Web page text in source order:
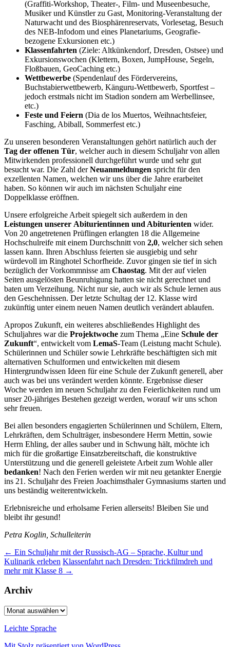
(Graffiti-Workshop, Theater-, Film- und Museenbesuche,
Musiker und Künstler zu Gast, Monitoring-Veranstaltung der
Naturwacht und des Biosphärenreservats, Vorlesetag, Besuch
des NEB-Infodom und eines Planetariums, Geografie-
bezogene Exkursionen etc.)
Klassenfahrten (Ziele: Altkünkendorf, Dresden, Ostsee) und
Exkursionswochen (Klettern, Boxen, JumpHouse, Segeln,
Floßbauen, GeoCaching etc.)
Wettbewerbe (Spendenlauf des Fördervereins,
Buchstabierwettbewerb, Känguru-Wettbewerb, Sportfest –
jedoch erstmals nicht im Stadion sondern am Werbellinsee,
etc.)
Feste und Feiern (Dia de los Muertos, Weihnachtsfeier,
Fasching, Abiball, Sommerfest etc.)
Zu unseren besonderen Veranstaltungen gehört natürlich auch der
Tag der offenen Tür, welcher auch in diesem Schuljahr von allen
Mitwirkenden professionell durchgeführt wurde und sehr gut
besucht war. Die Zahl derNeuanmeldungen spricht für den
exzellenten Namen, welchen wir uns über die Jahre erarbeitet
haben. So können wir auch im nächsten Schuljahr eine
Doppelklasse eröffnen.
Unsere erfolgreiche Arbeit spiegelt sich außerdem in den
Leistungen unserer Abiturientinnen und Abiturienten wider.
Von 20 angetretenen Prüflingen erlangten 18 die Allgemeine
Hochschulreife mit einem Durchschnitt von 2,0, welcher sich sehen
lassen kann. Ihren Abschluss feierten sie ausgiebig und sehr
würdevoll im Ringhotel Schorfheide. Zuvor gingen sie tief in sich
bezüglich der Vorkommnisse am Chaostag. Mit der auf vielen
Seiten ausgelösten Beunruhigung hatten sie nicht gerechnet und
baten um Verzeihung. Nicht nur sie, auch wir als Schule lernen aus
den Geschehnissen. Der letzte Schultag der 12. Klasse wird
zukünftig unter einem neuen Namen deutlich verändert ablaufen.
Apropos Zukunft, ein weiteres abschließendes Highlight des
Schuljahres war die Projektwoche zum Thema „Eine Schule der
Zukunft“, entwickelt vom LemaS-Team (Leistung macht Schule).
Schülerinnen und Schüler sowie Lehrkräfte beschäftigten sich mit
alternativen Schulformen und entwickelten mit diesem
Hintergrundwissen Ideen für eine Schule der Zukunft generell, aber
auch was bei uns verändert werden könnte. Ergebnisse dieser
Woche werden im neuen Schuljahr zu den Feierlichkeiten rund um
unser 20-jähriges Bestehen gezeigt werden, worauf wir uns schon
sehr freuen.
Bei allen besonders engagierten Schülerinnen und Schülern, Eltern,
Lehrkräften, dem Schulträger, insbesondere Herrn Mettin, sowie
Herrn Ehling, der alles sauber und in Schwung hält, möchte ich
mich für die großartige Einsatzbereitschaft, die konstruktive
Unterstützung und die generell geleistete Arbeit zum Wohle aller
bedanken! Nach den Ferien werden wir mit neu getankter Energie
ins 21. Schuljahr des Freien Joachimsthaler Gymnasiums starten und
uns beständig weiterentwickeln.
Erlebnisreiche und erholsame Ferien allerseits! Bleiben Sie und
bleibt ihr gesund!
Petra Koglin, Schulleiterin
Beitragsnavigation
← Ein Schuljahr mit der Russisch-AG – Sprache, Kultur und
Kulinarik erleben Klassenfahrt nach Dresden: Trickfilmdreh und
mehr mit Klasse 8 →
Archiv
Archiv
Leichte Sprache